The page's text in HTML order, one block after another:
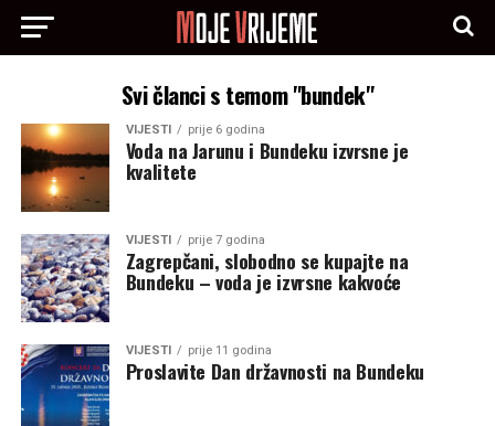
Svi članci s temom "bundek"
VIJESTI prije 6 godina
Voda na Jarunu i Bundeku izvrsne je
kvalitete
VIJESTI prije 7 godina
Zagrepčani, slobodno se kupajte na
Bundeku – voda je izvrsne kakvoće
VIJESTI prije 11 godina
Proslavite Dan državnosti na Bundeku